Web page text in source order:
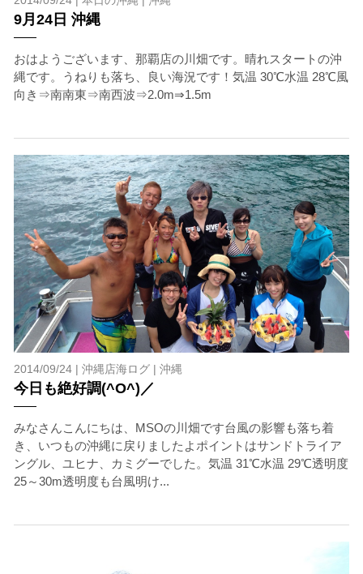
9月24日 沖縄
おはようございます、那覇店の川畑です。晴れスタートの沖
縄です。うねりも落ち、良い海況です！気温 30℃水温 28℃風
向き⇒南南東⇒南西波⇒2.0m⇒1.5m
2014/09/24 | 沖縄店海ログ| 沖縄
今日も絶好調(^O^)／
みなさんこんにちは、MSOの川畑です台風の影響も落ち着
き、いつもの沖縄に戻りましたよポイントはサンドトライア
ングル、ユヒナ、カミグーでした。気温 31℃水温 29℃透明度
25～30m透明度も台風明け...